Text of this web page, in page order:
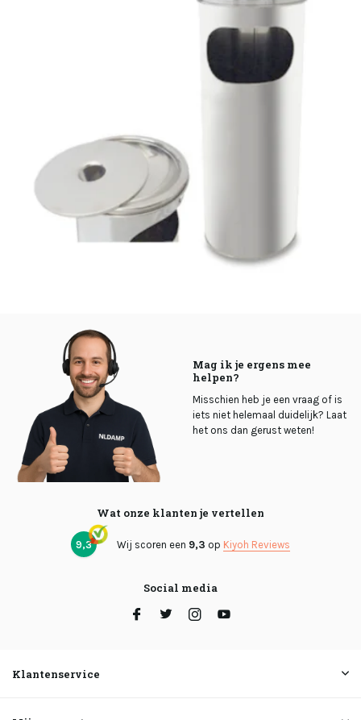
Mag ik je ergens mee
helpen?
Misschien heb je een vraag of is
iets niet helemaal duidelijk? Laat
het ons dan gerust weten!
Wat onze klanten je vertellen
9,3 Wij scoren een 9,3 op Kiyoh Reviews
Social media
Klantenservice